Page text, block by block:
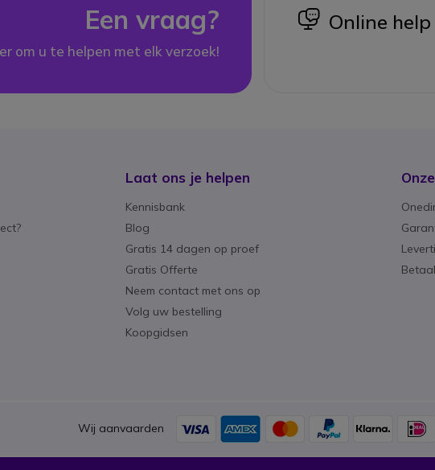
Een vraag?
om u te helpen met elk verzoek!
icon
Online help
Laat ons je helpen
Kennisbank
Blog
Gratis 14 dagen op proef
Gratis Offerte
Neem contact met ons op
Volg uw bestelling
Koopgidsen
Wij aanvaarden